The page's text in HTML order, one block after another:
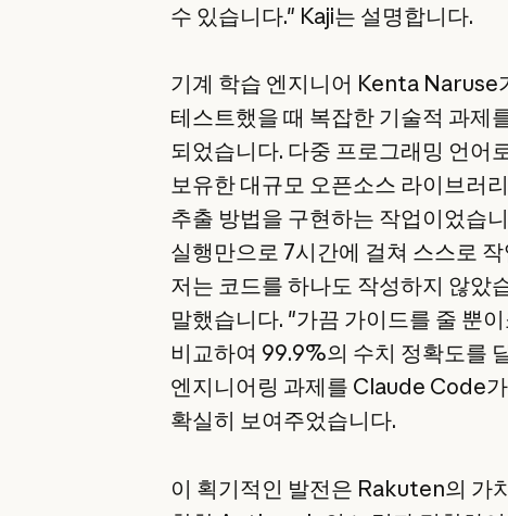
수 있습니다." Kaji는 설명합니다.
기계 학습 엔지니어 Kenta
테스트했을 때 복잡한 기술적 과제
되었습니다. 다중 프로그래밍 언어
보유한 대규모 오픈소스 라이브러
추출 방법을 구현하는 작업이었습
실행만으로 7시간에 걸쳐 스스로
저는 코드를 하나도 작성하지 않았
말했습니다. "가끔 가이드를 줄 뿐
비교하여 99.9%의 수치 정확도를
엔지니어링 과제를 Claude Code
확실히 보여주었습니다.
이 획기적인 발전은 Rakuten의 가